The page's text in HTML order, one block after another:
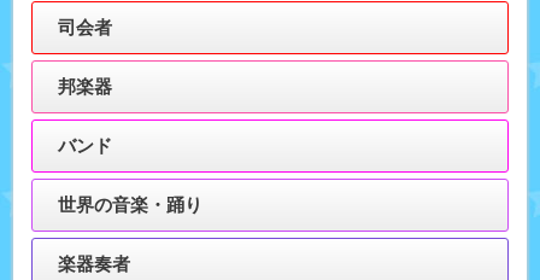
司会者
邦楽器
バンド
世界の音楽・踊り
楽器奏者